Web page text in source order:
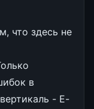
что здесь не
в
- E-